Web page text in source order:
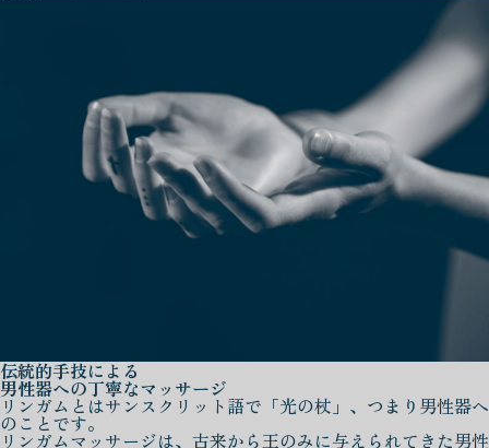
伝統的手技による
男性器への丁寧なマッサージ
リンガムとはサンスクリット語で「光の杖」、つまり男性器へ
のことです。
リンガムマッサージは、古来から王のみに与えられてきた男性